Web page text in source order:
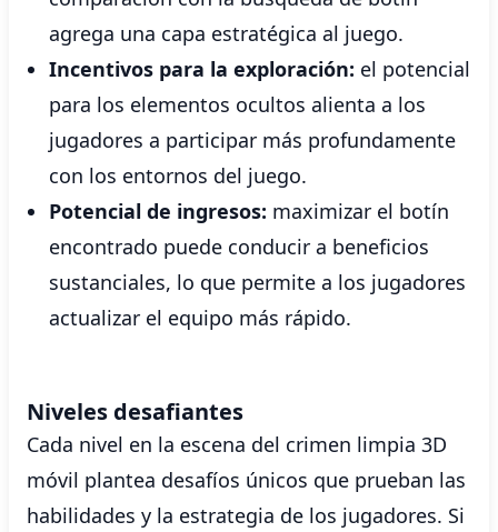
agrega una capa estratégica al juego.
Incentivos para la exploración: el potencial
para los elementos ocultos alienta a los
jugadores a participar más profundamente
con los entornos del juego.
Potencial de ingresos: maximizar el botín
encontrado puede conducir a beneficios
sustanciales, lo que permite a los jugadores
actualizar el equipo más rápido.
Niveles desafiantes
Cada nivel en la escena del crimen limpia 3D
móvil plantea desafíos únicos que prueban las
habilidades y la estrategia de los jugadores. Si